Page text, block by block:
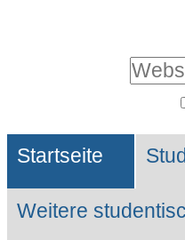
Website
Suche…
Sektionen
Startseite
Weitere